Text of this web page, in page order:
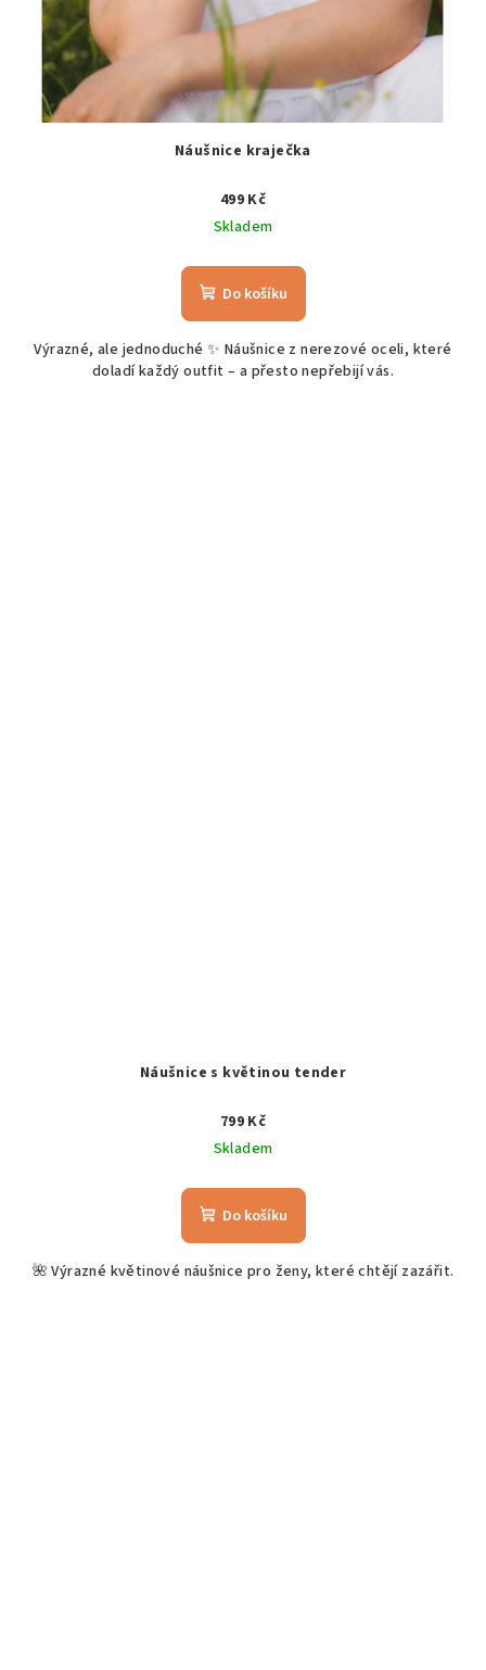
Náušnice kraječka
499 Kč
Skladem
Do košíku
Výrazné, ale jednoduché ✨ Náušnice z nerezové oceli, které
doladí každý outfit – a přesto nepřebijí vás.
Náušnice s květinou tender
799 Kč
Skladem
Do košíku
🌺 Výrazné květinové náušnice pro ženy, které chtějí zazářit.